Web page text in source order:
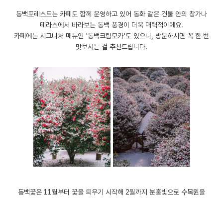
동백포레스트는 카페도 함께 운영하고 있어 동화 같은 건물 안의 창가나
테라스에서 바라보는 동백 풍경이 더욱 매력적이에요.
카페에는 시그니처 메뉴인 '동백크림모카'도 있으니, 방문하시면 꼭 한 번
맛보시는 걸 추천드립니다.
동백꽃은 11월부터 꽃을 틔우기 시작해 2월까지 분홍빛으로 수목원을